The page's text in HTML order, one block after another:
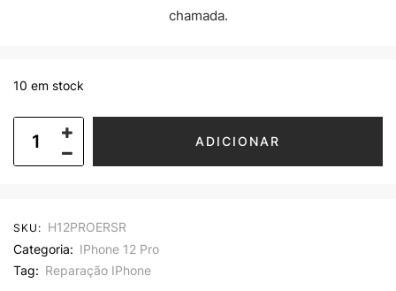
chamada.
10 em stock
ADICIONAR
SKU: H12PROERSR
Categoria: IPhone 12 Pro
Tag: Reparação IPhone